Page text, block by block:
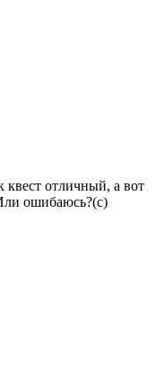
отличный, а вот
ошибаюсь?(с)